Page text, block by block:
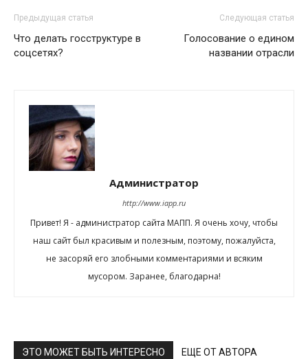
Предыдущая статья
Что делать госструктуре в
соцсетях?
Следующая статья
Голосование о едином
названии отрасли
Администратор
http://www.iapp.ru
Привет! Я - администратор сайта МАПП. Я очень хочу, чтобы
наш сайт был красивым и полезным, поэтому, пожалуйста,
не засоряй его злобными комментариями и всяким
мусором. Заранее, благодарна!
ЭТО МОЖЕТ БЫТЬ ИНТЕРЕСНО ЕЩЕ ОТ АВТОРА